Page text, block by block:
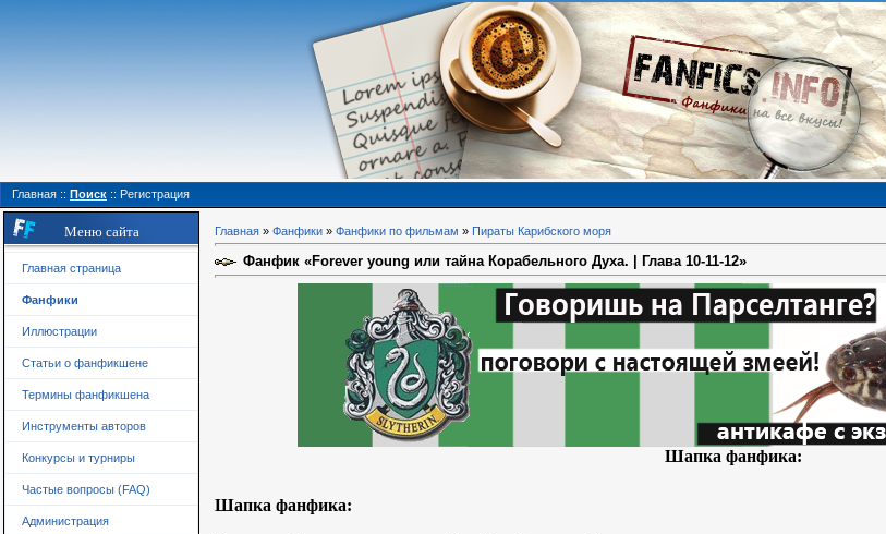
Главная :: Поиск :: Регистрация
Меню сайта
Главная страница
Фанфики
Иллюстрации
Статьи о фанфикшене
Термины фанфикшена
Инструменты авторов
Конкурсы и турниры
Частые вопросы (FAQ)
Администрация
Главная » Фанфики » Фанфики по фильмам » Пираты Карибского моря
Фанфик «Forever young или тайна Корабельного Духа. | Глава 10-11-12»
Шапка фанфика:
Шапка фанфика: